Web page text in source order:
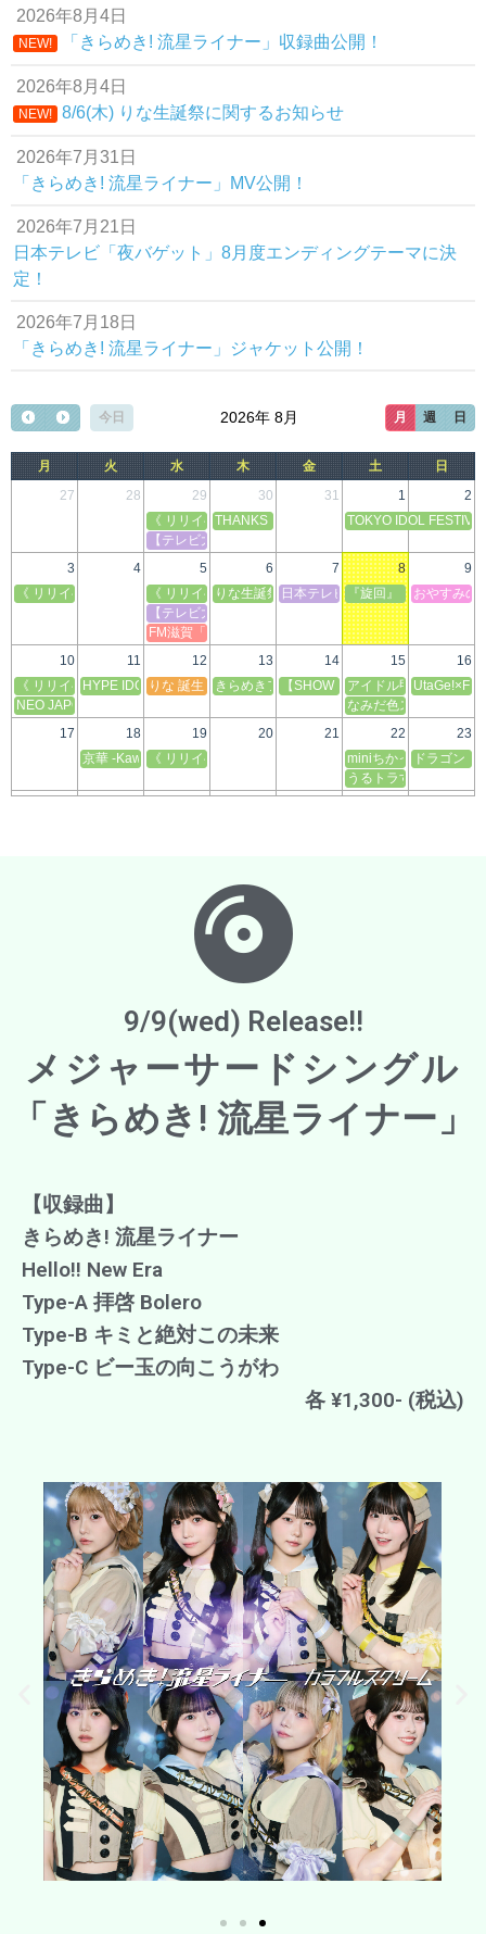
2026年8月4日
NEW! 「きらめき! 流星ライナー」収録曲公開！
2026年8月4日
NEW! 8/6(木) りな生誕祭に関するお知らせ
2026年7月31日
「きらめき! 流星ライナー」MV公開！
2026年7月21日
日本テレビ「夜バゲット」8月度エンディングテーマに決
定！
2026年7月18日
「きらめき! 流星ライナー」ジャケット公開！
今日 月 週 日
2026年 8月
月 火 水 木 金 土
日
27
28 29 30 31 1
2
《 リリイベ大阪 》メジャー3rd Single「きらめき! 流星
THANKS 10TH GIGA Special LIVE 「POPPIN
TOKYO IDOL
【テレビ大阪】はばたけ！アイドルフェス
3
4 5 6 7 8
9
《 リリイベ東京 》メジャー3rd Single「きらめき! 流星ライナー」発売記念イベ
《 リリイベ大阪 》メジャー3rd Single「きらめき! 流星
りな生誕祭 日本テレビ「夜バゲット」放送日
『旋回』
おやすみの
【テレビ大阪】はばたけ！アイドルフェス
FM滋賀「アーティストをキャッチ！」
10
11 12 13 14 15
16
《 リリイベ東京 》メジャー3rd Single「きらめき! 流星ライナー」発売記念イベ
HYPE IDOL！Summer
りな 誕生日 きらめきフェス2026 supported by かがやき
【SHOW TIME】アイドル甲子園
NEO JAPONISM主催フェス 『NEO KASSEN 2026』
なみだ色スクリーム
17
18 19 20 21 22
23
京華 -Kawaii Youthful On Kyoto Asterism-
《 リリイベ大阪 》メジャー3rd Single「きらめき! 流星
miniちかっぱ祭ドラゴン
うるトラすフェスタ in
《 リリイベ大阪 》メジャー3rd Single「きらめき! 流星
FM滋賀「アーティストをキャッチ！」
9/9(wed) Release!!
メジャーサードシングル
「きらめき! 流星ライナー」
【収録曲】
きらめき! 流星ライナー
Hello!! New Era
Type-A 拝啓 Bolero
Type-B キミと絶対この未来
Type-C ビー玉の向こうがわ
各 ¥1,300- (税込)